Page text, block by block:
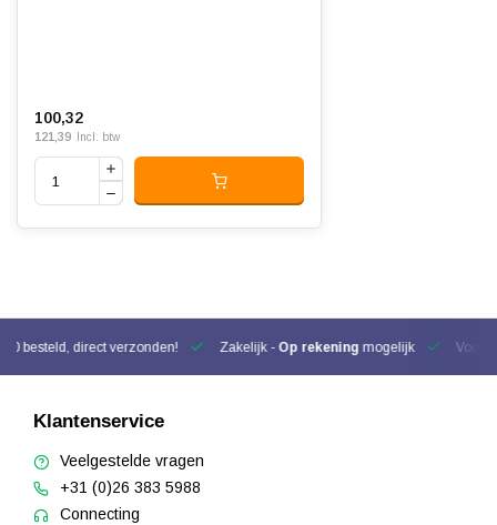
100,32
121,39 Incl. btw
besteld, direct verzonden! Zakelijk - Op rekening mogelijk Voor
Klantenservice
Veelgestelde vragen
+31 (0)26 383 5988
Connecting